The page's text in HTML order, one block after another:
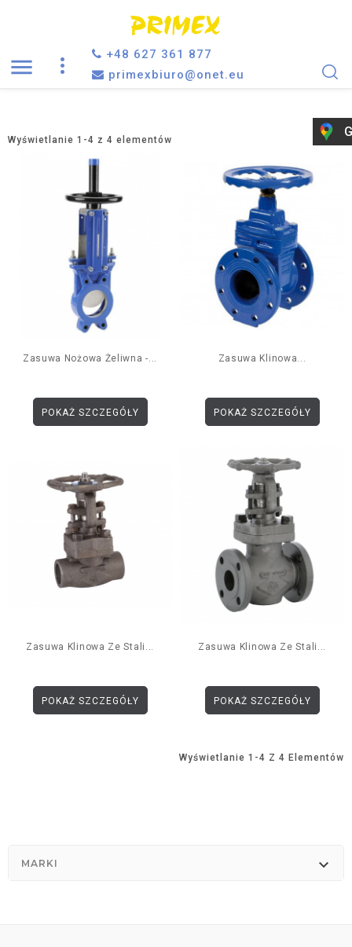

+48 627 361 877
primexbiuro@onet.eu
Wyświetlanie 1-4 z 4 elementów
Zasuwa Nożowa Żeliwna -...
POKAŻ SZCZEGÓŁY
Zasuwa Klinowa...
POKAŻ SZCZEGÓŁY
Zasuwa Klinowa Ze Stali...
POKAŻ SZCZEGÓŁY
Zasuwa Klinowa Ze Stali...
POKAŻ SZCZEGÓŁY
Wyświetlanie 1-4 Z 4 Elementów
MARKI 